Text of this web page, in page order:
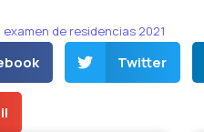
examen de residencias 2021
Twitter